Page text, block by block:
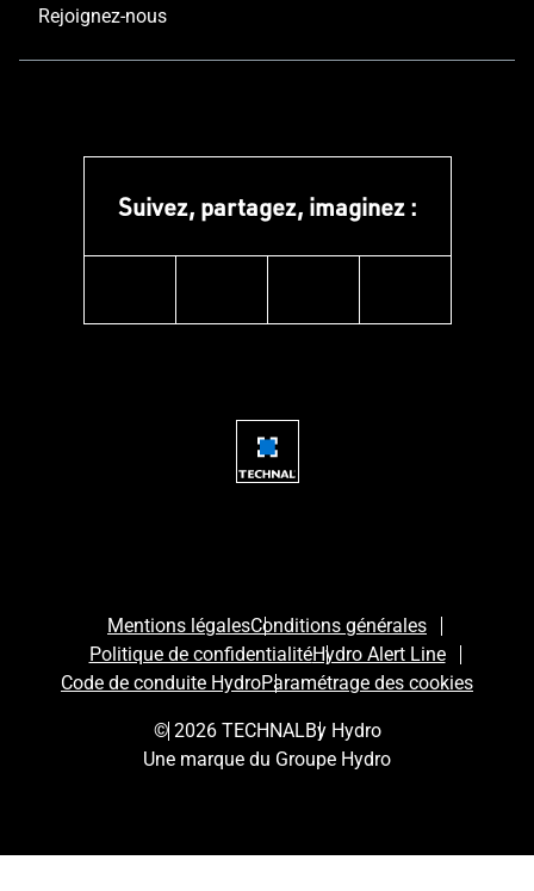
Rejoignez-nous
Suivez, partagez, imaginez :
Mentions légalesConditions générales
Politique de confidentialitéHydro Alert Line
Code de conduite HydroParamétrage des cookies
© 2026 TECHNALBy Hydro
Une marque du Groupe Hydro